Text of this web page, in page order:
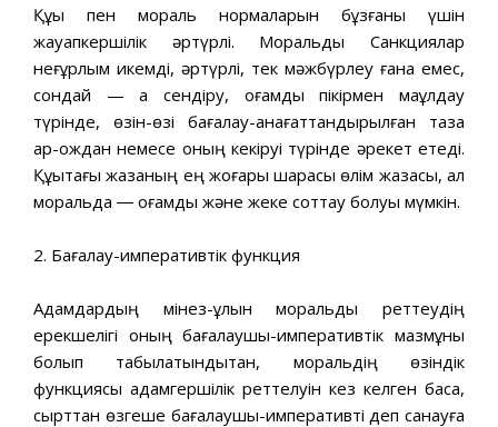
Құқық пен мораль нормаларын бұзғаны үшін
жауапкершілік әртүрлі. Моральдық Санкциялар
неғұрлым икемді, әртүрлі, тек мәжбүрлеу ғана емес,
сондай — ақ сендіру, қоғамдық пікірмен мақұлдау
түрінде, өзін-өзі бағалау-қанағаттандырылған таза
ар-ождан немесе оның кекіруі түрінде әрекет етеді.
Құқықтағы жазаның ең жоғары шарасы өлім жазасы, ал
моральда ― қоғамдық және жеке соттау болуы мүмкін.
2. Бағалау-императивтік функция
Адамдардың мінез-құлқын моральдық реттеудің
ерекшелігі оның бағалаушы-императивтік мазмұны
болып табылатындықтан, моральдің өзіндік
функциясы адамгершілік реттелуін кез келген басқа,
сырттан өзгеше бағалаушы-императивті деп санауға